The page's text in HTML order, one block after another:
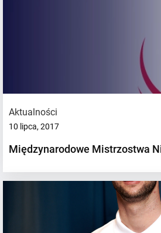
Aktualności
10 lipca, 2017
Międzynarodowe Mistrzostwa